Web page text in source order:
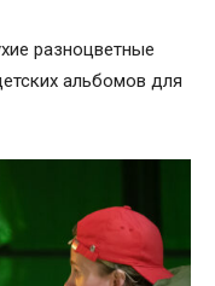
разноцветные
альбомов для